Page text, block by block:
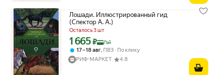
Лошади. Иллюстрированный гид
(Спектор А. А.)
Осталось 3 шт
Цена с картой Яндекс Пэй 1665 ₽ вместо
1 665₽ Пэй
17 – 18 авг, ПВЗ
По клику
РИФ-МАРКЕТ
4.8